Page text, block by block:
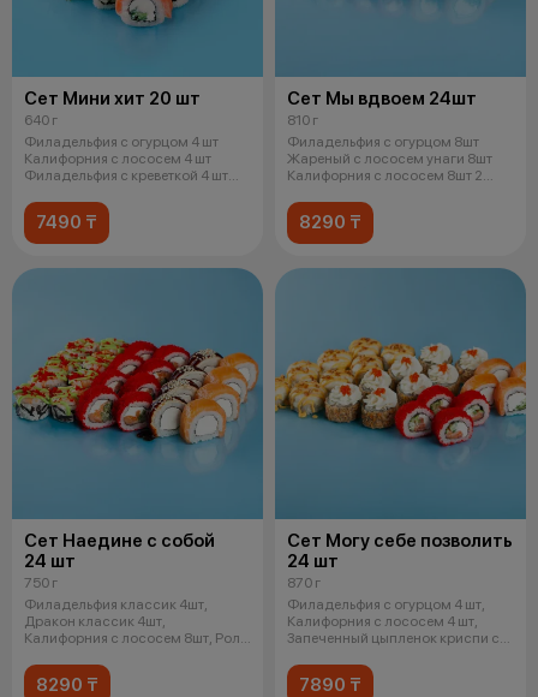
Сет Мини хит 20 шт
640 г
Филадельфия с огурцом 4 шт
Калифорния с лососем 4 шт
Филадельфия с креветкой 4 шт
7490 ₸
Сет Мы вдвоем 24шт
810 г
Филадельфия с огурцом 8шт
Жареный с лососем унаги 8шт
Калифорния с лососем 8шт 2
8290 ₸
Сет Наедине с собой
24 шт
750 г
Филадельфия классик 4шт,
Дракон классик 4шт,
Калифорния c лососем 8шт, Ролл
8290 ₸
Сет Могу себе позволить
24 шт
870 г
Филадельфия с огурцом 4 шт,
Калифорния с лососем 4 шт,
Запеченный цыпленок криспи с
7890 ₸